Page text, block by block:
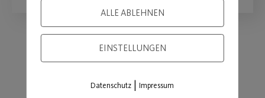
Load More
ALLE ABLEHNEN
EINSTELLUNGEN
Datenschutz |Impressum